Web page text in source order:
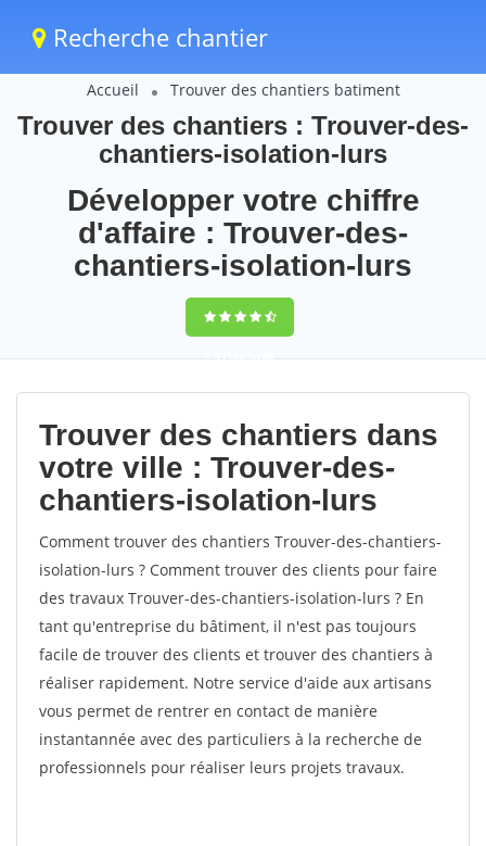
Recherche chantier
Accueil Trouver des chantiers batiment
Trouver des chantiers : Trouver-des-
chantiers-isolation-lurs
Développer votre chiffre
d'affaire : Trouver-des-
chantiers-isolation-lurs
9,5(100%)88
votes
Trouver des chantiers dans
votre ville : Trouver-des-
chantiers-isolation-lurs
Comment trouver des chantiers Trouver-des-chantiers-
isolation-lurs ? Comment trouver des clients pour faire
des travaux Trouver-des-chantiers-isolation-lurs ? En
tant qu'entreprise du bâtiment, il n'est pas toujours
facile de trouver des clients et trouver des chantiers à
réaliser rapidement. Notre service d'aide aux artisans
vous permet de rentrer en contact de manière
instantannée avec des particuliers à la recherche de
professionnels pour réaliser leurs projets travaux.